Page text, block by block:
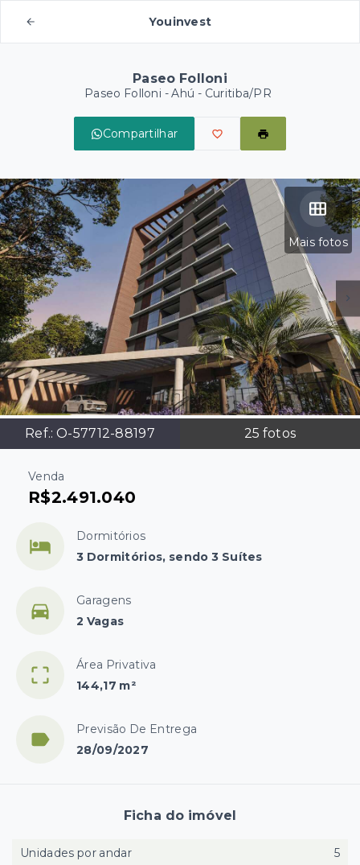
Youinvest
Paseo Folloni
Paseo Folloni -Ahú - Curitiba/PR
Compartilhar
Mais fotos
Ref.:O-57712-88197 25 fotos
Venda
R$2.491.040
Dormitórios
3 Dormitórios, sendo 3 Suítes
Garagens
2 Vagas
Área Privativa
144,17 m²
Previsão De Entrega
28/09/2027
Ficha do imóvel
Unidades por andar
5